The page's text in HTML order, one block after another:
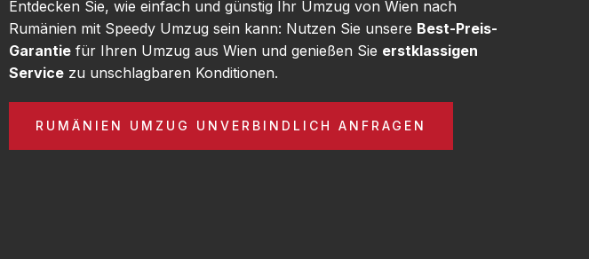
Entdecken Sie, wie einfach und günstig Ihr Umzug von Wien nach
Rumänien mit Speedy Umzug sein kann: Nutzen Sie unsere Best-Preis-
Garantie für Ihren Umzug aus Wien und genießen Sie erstklassigen
Service zu unschlagbaren Konditionen.
RUMÄNIEN UMZUG UNVERBINDLICH ANFRAGEN